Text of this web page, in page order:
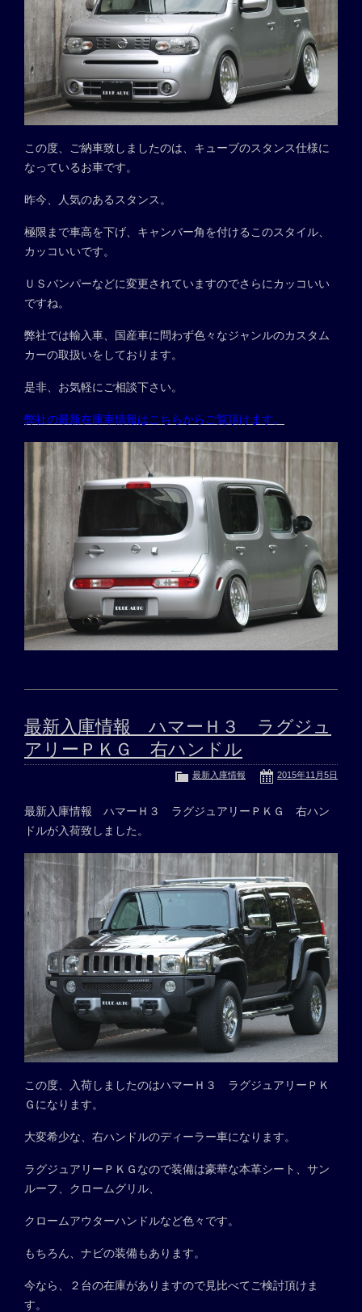
この度、ご納車致しましたのは、キューブのスタンス仕様に
なっているお車です。
昨今、人気のあるスタンス。
極限まで車高を下げ、キャンバー角を付けるこのスタイル、
カッコいいです。
ＵＳバンパーなどに変更されていますのでさらにカッコいい
ですね。
弊社では輸入車、国産車に問わず色々なジャンルのカスタム
カーの取扱いをしております。
是非、お気軽にご相談下さい。
弊社の最新在庫車情報はこちらからご覧頂けます。
最新入庫情報 ハマーＨ３ ラグジュ
アリーＰＫＧ 右ハンドル
2015年11月5日
最新入庫情報
最新入庫情報 ハマーＨ３ ラグジュアリーＰＫＧ 右ハン
ドルが入荷致しました。
この度、入荷しましたのはハマーＨ３ ラグジュアリーＰＫ
Ｇになります。
大変希少な、右ハンドルのディーラー車になります。
ラグジュアリーＰＫＧなので装備は豪華な本革シート、サン
ルーフ、クロームグリル、
クロームアウターハンドルなど色々です。
もちろん、ナビの装備もあります。
今なら、２台の在庫がありますので見比べてご検討頂けま
す。